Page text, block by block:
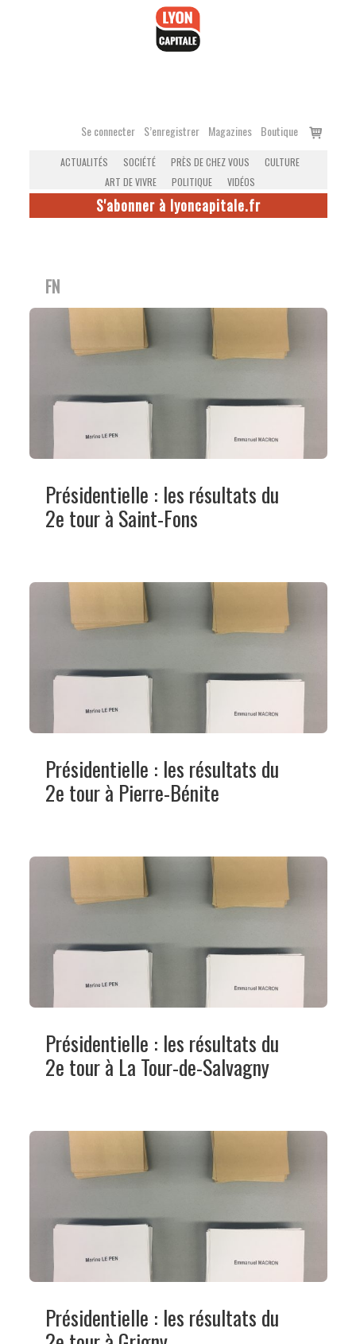
Se connecter S’enregistrer Magazines Boutique
Voir
ACTUALITÉS SOCIÉTÉ PRÈS DE CHEZ VOUS
CULTURE
ART DE VIVRE
POLITIQUE VIDÉOS
S'abonner à lyoncapitale.fr
FN
Présidentielle : les résultats du
2e tour à Saint-Fons
Présidentielle : les résultats du
2e tour à Pierre-Bénite
Présidentielle : les résultats du
2e tour à La Tour-de-Salvagny
Présidentielle : les résultats du